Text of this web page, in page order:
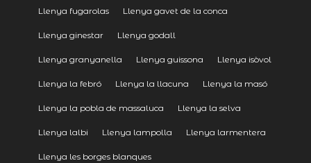
Llenya fugarolas Llenya gavet de la conca
Llenya ginestar Llenya godall
Llenya granyanella Llenya guissona Llenya isòvol
Llenya la febró Llenya la llacuna Llenya la masó
Llenya la pobla de massaluca Llenya la selva
Llenya lalbi Llenya lampolla Llenya larmentera
Llenya les borges blanques